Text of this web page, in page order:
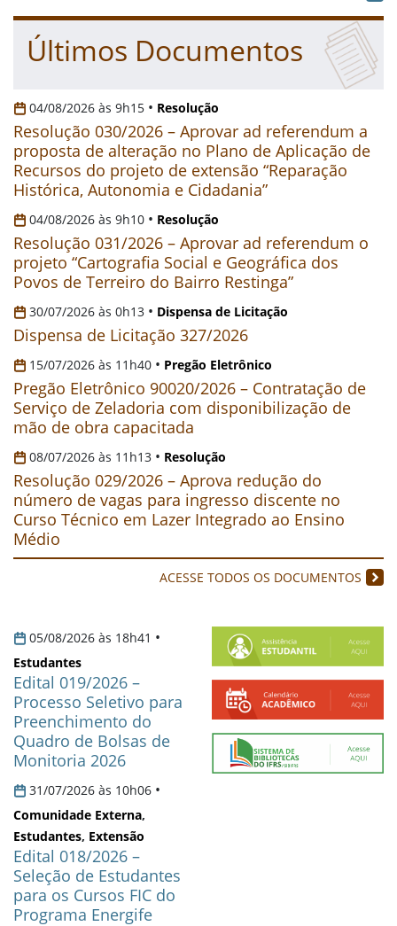
Últimos Documentos
04/08/2026 às 9h15 • Resolução
Resolução 030/2026 – Aprovar ad referendum a
proposta de alteração no Plano de Aplicação de
Recursos do projeto de extensão “Reparação
Histórica, Autonomia e Cidadania”
04/08/2026 às 9h10 • Resolução
Resolução 031/2026 – Aprovar ad referendum o
projeto “Cartografia Social e Geográfica dos
Povos de Terreiro do Bairro Restinga”
30/07/2026 às 0h13 • Dispensa de Licitação
Dispensa de Licitação 327/2026
15/07/2026 às 11h40 • Pregão Eletrônico
Pregão Eletrônico 90020/2026 – Contratação de
Serviço de Zeladoria com disponibilização de
mão de obra capacitada
08/07/2026 às 11h13 • Resolução
Resolução 029/2026 – Aprova redução do
número de vagas para ingresso discente no
Curso Técnico em Lazer Integrado ao Ensino
Médio
ACESSE TODOS OS DOCUMENTOS
05/08/2026 às 18h41 •
Estudantes
Edital 019/2026 –
Processo Seletivo para
Preenchimento do
Quadro de Bolsas de
Monitoria 2026
31/07/2026 às 10h06 •
Comunidade Externa,
Estudantes, Extensão
Edital 018/2026 –
Seleção de Estudantes
para os Cursos FIC do
Programa Energife